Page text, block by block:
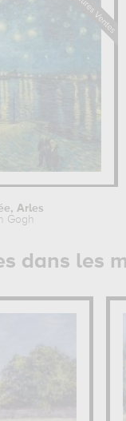
Arles
Gogh
dans les